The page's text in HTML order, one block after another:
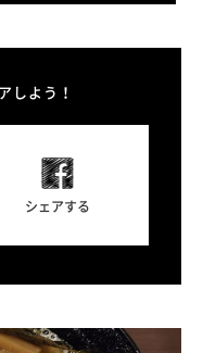
しよう！
シェアする